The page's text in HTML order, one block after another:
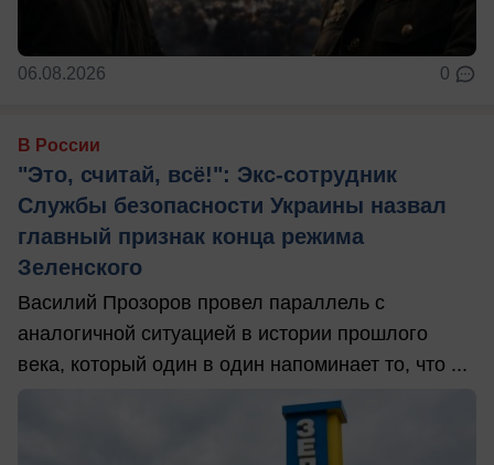
06.08.2026 0
В России
"Это, считай, всё!": Экс-сотрудник
Службы безопасности Украины назвал
главный признак конца режима
Зеленского
Василий Прозоров провел параллель с
аналогичной ситуацией в истории прошлого
века, который один в один напоминает то, что ...